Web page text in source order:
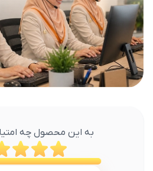
به این محصول چه